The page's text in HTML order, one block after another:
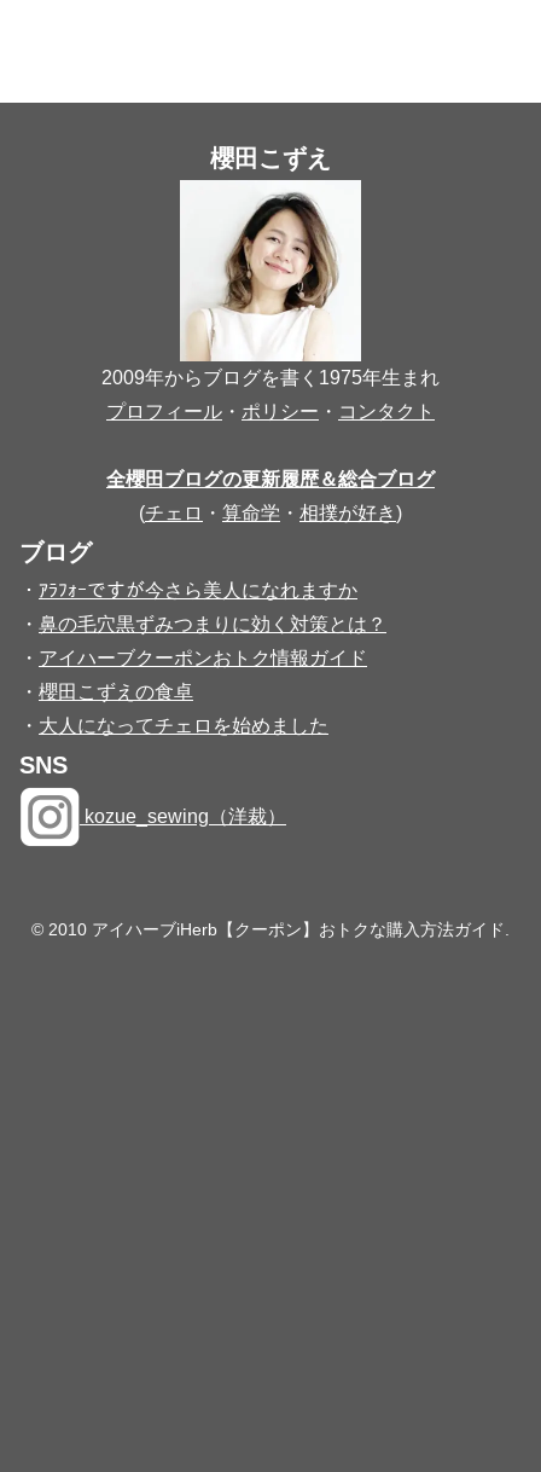
櫻田こずえ
2009年からブログを書く1975年生まれ
プロフィール ・ ポリシー ・ コンタクト
全櫻田ブログの更新履歴＆総合ブログ
(チェロ ・ 算命学 ・ 相撲が好き)
ブログ
・ ｱﾗﾌｫｰですが今さら美人になれますか
・ 鼻の毛穴黒ずみつまりに効く対策とは？
・ アイハーブクーポンおトク情報ガイド
・ 櫻田こずえの食卓
・ 大人になってチェロを始めました
SNS
kozue_sewing（洋裁）
© 2010 アイハーブiHerb【クーポン】おトクな購入方法ガイド.